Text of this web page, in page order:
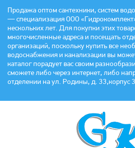
Продажа оптом сантехники, систем
— специализация ООО
нескольких лет. Для покупки этих
многочисленные адреса и посещать
организаций, поскольку купить все
водоснабжения и канализации вы
каталог порадует вас своим
сможете либо через интернет, либо
отделении на ул. Родины, д. 33,корпус